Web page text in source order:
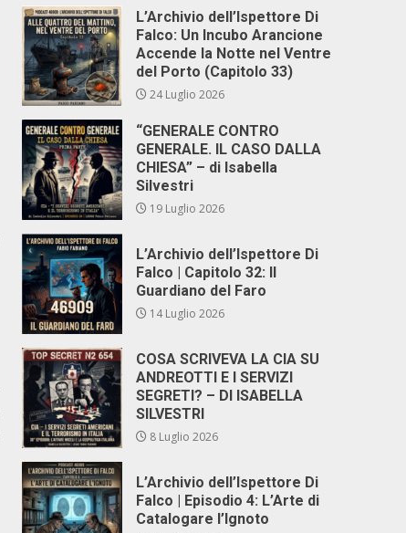
L’Archivio dell’Ispettore Di
Falco: Un Incubo Arancione
Accende la Notte nel Ventre
del Porto (Capitolo 33)
24 Luglio 2026
“GENERALE CONTRO
GENERALE. IL CASO DALLA
CHIESA” – di Isabella
Silvestri
19 Luglio 2026
L’Archivio dell’Ispettore Di
Falco | Capitolo 32: Il
Guardiano del Faro
14 Luglio 2026
COSA SCRIVEVA LA CIA SU
ANDREOTTI E I SERVIZI
SEGRETI? – DI ISABELLA
SILVESTRI
8 Luglio 2026
L’Archivio dell’Ispettore Di
Falco | Episodio 4: L’Arte di
Catalogare l’Ignoto